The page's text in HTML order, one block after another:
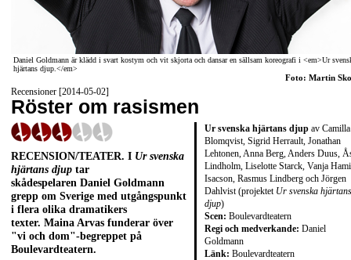
Daniel Goldmann är klädd i svart kostym och vit skjorta och dansar en sällsam koreografi i <em>Ur
hjärtans djup.</em>
Foto: Martin
Recensioner [2014-05-02]
Röster om rasismen
Ur svenska hjärtans djup av Camilla
Blomqvist, Sigrid Herrault, Jonathan
Lehtonen, Anna Berg, Anders Duus,
Lindholm, Liselotte Starck, Vanja
Isacson, Rasmus Lindberg och Jörgen
Dahlvist (projektet Ur svenska hjärtans
djup)
Scen: Boulevardteatern
Regi och medverkande: Daniel
Goldmann
Länk: Boulevardteatern
RECENSION/TEATER. I Ur svenska
hjärtans djup tar
skådespelaren Daniel Goldmann
grepp om Sverige med utgångspunkt
i flera olika dramatikers
texter. Maina Arvas funderar över
"vi och dom"-begreppet på
Boulevardteatern.